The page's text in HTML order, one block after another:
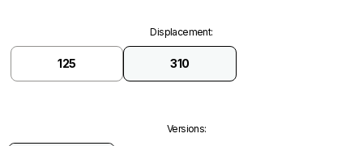
Displacement:
125 310
Versions: